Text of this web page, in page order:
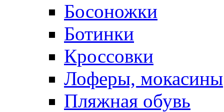
Босоножки
Ботинки
Кроссовки
Лоферы, мокасины
Пляжная обувь